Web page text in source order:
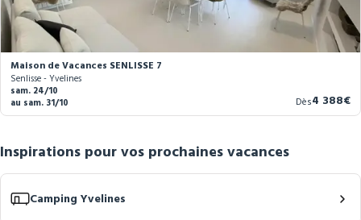
Maison de Vacances SENLISSE 7
Senlisse - Yvelines
sam. 24/10
au sam. 31/10
DèsNouveau
prix
4 388€
Inspirations pour vos prochaines vacances
Camping Yvelines